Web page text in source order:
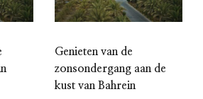
Genieten van de
zonsondergang aan de
kust van Bahrein